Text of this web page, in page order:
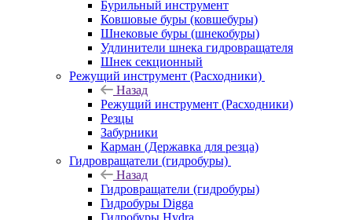
Бурильный инструмент
Ковшовые буры (ковшебуры)
Шнековые буры (шнекобуры)
Удлинители шнека гидровращателя
Шнек секционный
Режущий инструмент (Расходники)
Назад
Режущий инструмент (Расходники)
Резцы
Забурники
Карман (Державка для резца)
Гидровращатели (гидробуры)
Назад
Гидровращатели (гидробуры)
Гидробуры Digga
Гидробуры Hydra